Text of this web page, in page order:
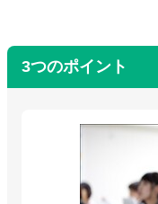
3つのポイント